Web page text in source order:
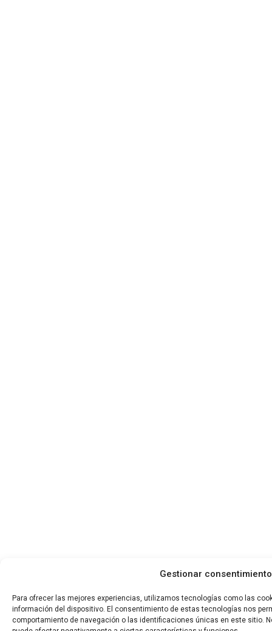
Gestionar consentimiento
Para ofrecer las mejores experiencias, utilizamos tecnologías como las
información del dispositivo. El consentimiento de estas tecnologías nos
comportamiento de navegación o las identificaciones únicas en este sitio.